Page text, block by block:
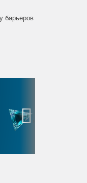
барьеров